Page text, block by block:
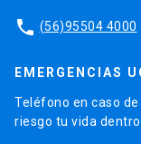
phone (56)95504 4000
EMERGENCIAS
Teléfono en caso
riesgo tu vida